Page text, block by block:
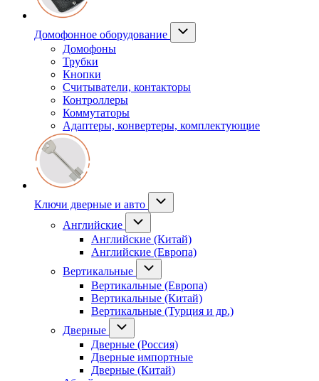
Домофонное оборудование
Домофоны
Трубки
Кнопки
Считыватели, контакторы
Контроллеры
Коммутаторы
Адаптеры, конвертеры, комплектующие
Ключи дверные и авто
Английские
Английские (Китай)
Английские (Европа)
Вертикальные
Вертикальные (Европа)
Вертикальные (Китай)
Вертикальные (Турция и др.)
Дверные
Дверные (Россия)
Дверные импортные
Дверные (Китай)